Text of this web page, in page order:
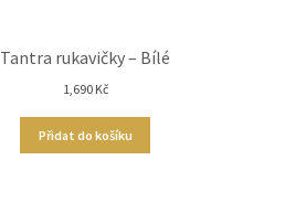
Tantra rukavičky – Bílé
1,690 Kč
Přidat do košíku